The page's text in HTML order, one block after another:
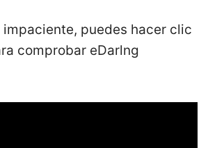
impaciente, puedes hacer clic
comprobar eDarlng